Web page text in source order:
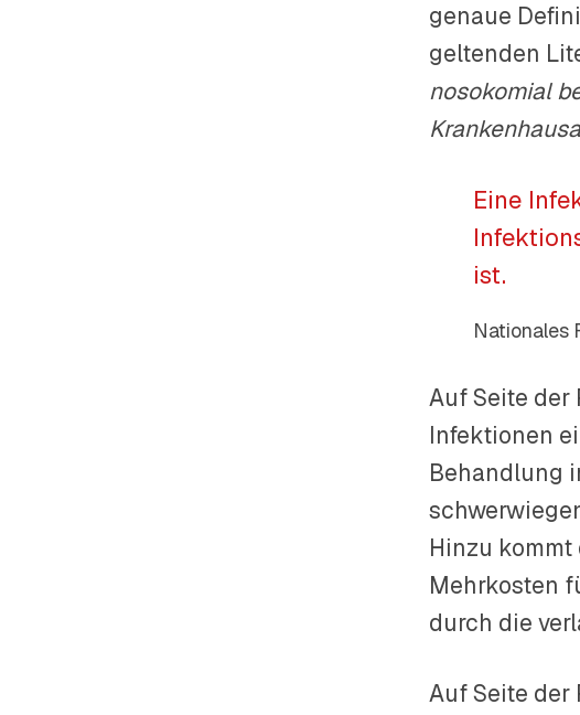
genaue
geltenden
nosokomial
Eine
ist.
Nationales
Auf Seite
Infektionen
Behandlung
Hinzu
Mehrkosten
durch die
Auf Seite der